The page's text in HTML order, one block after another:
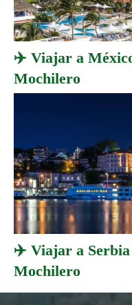
✈️ Viajar a
Mochilero
✈️ Viajar a
Mochilero